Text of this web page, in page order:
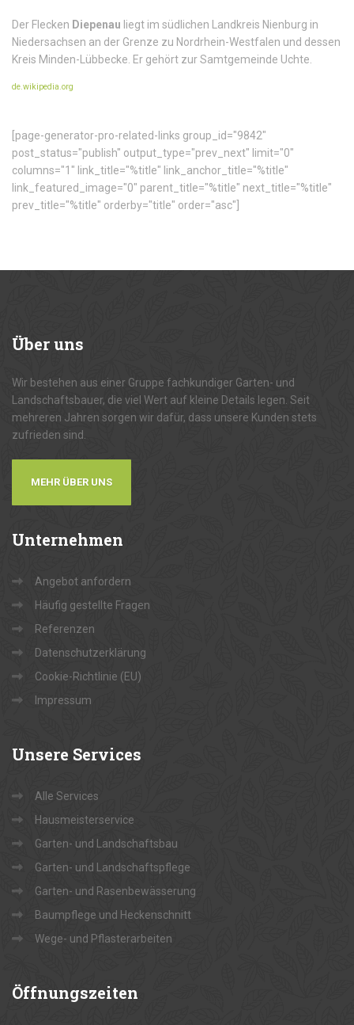
Der Flecken Diepenau liegt im südlichen Landkreis Nienburg in
Niedersachsen an der Grenze zu Nordrhein-Westfalen und dessen
Kreis Minden-Lübbecke. Er gehört zur Samtgemeinde Uchte.
de.wikipedia.org
[page-generator-pro-related-links group_id="9842"
post_status="publish" output_type="prev_next" limit="0"
columns="1" link_title="%title" link_anchor_title="%title"
link_featured_image="0" parent_title="%title" next_title="%title"
prev_title="%title" orderby="title" order="asc"]
Überuns
Wir bestehen aus einer Gruppe fachkundiger Garten- und
Landschaftsbauer, die viel Wert auf kleine Details legen. Seit
mehreren Jahren sorgen wir dafür, dass unsere Kunden stets
zufrieden sind.
MEHR ÜBER UNS
Unternehmen
Angebot anfordern
Häufig gestellte Fragen
Referenzen
Datenschutzerklärung
Cookie-Richtlinie (EU)
Impressum
Unsere Services
Alle Services
Hausmeisterservice
Garten- und Landschaftsbau
Garten- und Landschaftspflege
Garten- und Rasenbewässerung
Baumpflege und Heckenschnitt
Wege- und Pflasterarbeiten
Öffnungszeiten